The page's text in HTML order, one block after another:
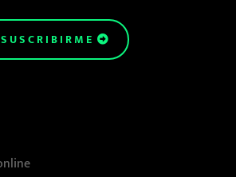
SUSCRIBIRME